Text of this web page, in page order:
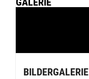
BILDERGALERIE